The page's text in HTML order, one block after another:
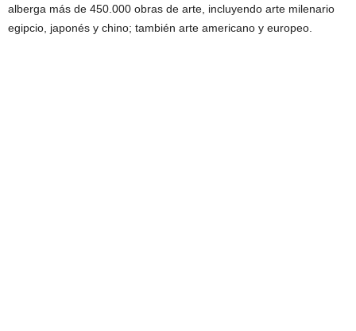
alberga más de 450.000 obras de arte, incluyendo arte milenario
egipcio, japonés y chino; también arte americano y europeo.